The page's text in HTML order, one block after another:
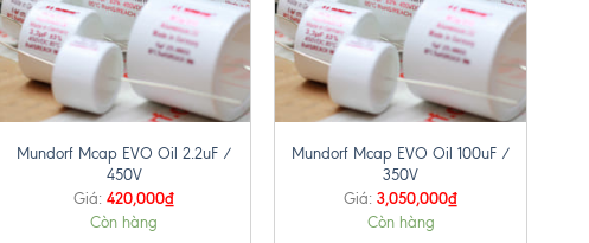
+
Mundorf Mcap EVO Oil 2.2uF /
450V
Giá: 420,000₫
Còn hàng
+
Mundorf Mcap EVO Oil 100uF /
350V
Giá: 3,050,000₫
Còn hàng